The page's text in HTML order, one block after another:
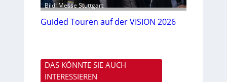
Bild: Messe Stuttgart
Guided Touren auf der VISION 2026
DAS KÖNNTE SIE AUCH
INTERESSIEREN